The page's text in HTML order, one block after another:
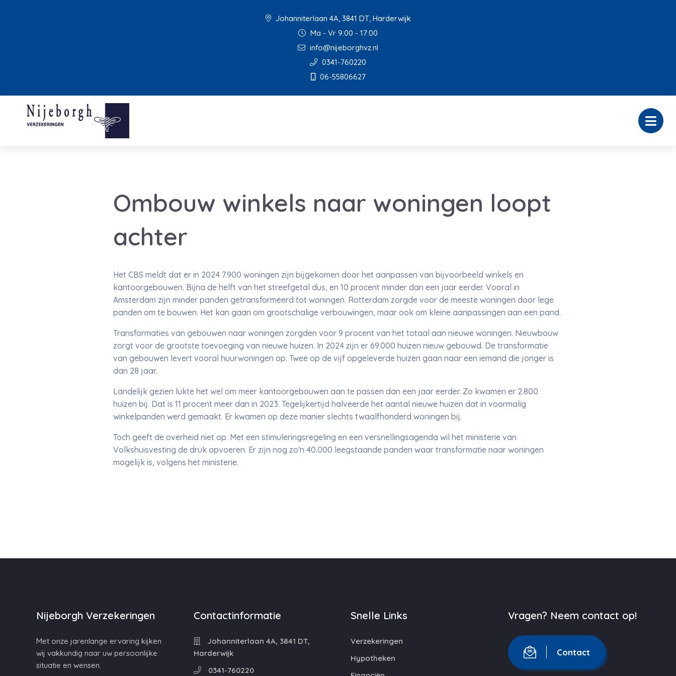
Johanniterlaan 4A, 3841 DT, Harderwijk
Ma - Vr 9:00 - 17:00
info@nijeborghvz.nl
0341-760220
06-55806627
Ombouw winkels naar woningen loopt
achter
Het CBS meldt dat er in 2024 7.900 woningen zijn bijgekomen door het aanpassen van bijvoorbeeld winkels en
kantoorgebouwen. Bijna de helft van het streefgetal dus, en 10 procent minder dan een jaar eerder. Vooral in
Amsterdam zijn minder panden getransformeerd tot woningen. Rotterdam zorgde voor de meeste woningen door lege
panden om te bouwen. Het kan gaan om grootschalige verbouwingen, maar ook om kleine aanpassingen aan een pand.
Transformaties van gebouwen naar woningen zorgden voor 9 procent van het totaal aan nieuwe woningen. Nieuwbouw
zorgt voor de grootste toevoeging van nieuwe huizen. In 2024 zijn er 69.000 huizen nieuw gebouwd. De transformatie
van gebouwen levert vooral huurwoningen op. Twee op de vijf opgeleverde huizen gaan naar een iemand die jonger is
dan 28 jaar.
Landelijk gezien lukte het wel om meer kantoorgebouwen aan te passen dan een jaar eerder. Zo kwamen er 2.800
huizen bij. Dat is 11 procent meer dan in 2023. Tegelijkertijd halveerde het aantal nieuwe huizen dat in voormalig
winkelpanden werd gemaakt. Er kwamen op deze manier slechts twaalfhonderd woningen bij.
Toch geeft de overheid niet op. Met een stimuleringsregeling en een versnellingsagenda wil het ministerie van
Volkshuisvesting de druk opvoeren. Er zijn nog zo'n 40.000 leegstaande panden waar transformatie naar woningen
mogelijk is, volgens het ministerie.
Nijeborgh Verzekeringen
Met onze jarenlange ervaring kijken
wij vakkundig naar uw persoonlijke
situatie en wensen.
Contactinformatie
Johanniterlaan 4A, 3841 DT,
Harderwijk
0341-760220
Snelle Links
Verzekeringen
Hypotheken
Vragen? Neem contact op!
Contact